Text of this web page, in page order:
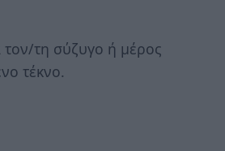
τη σύζυγο ή μέρος
τέκνο.